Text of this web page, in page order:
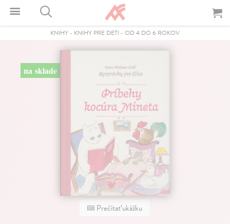
KNIHY - KNIHY PRE DETI - OD 4 DO 6 ROKOV
na sklade
Prečítať ukážku